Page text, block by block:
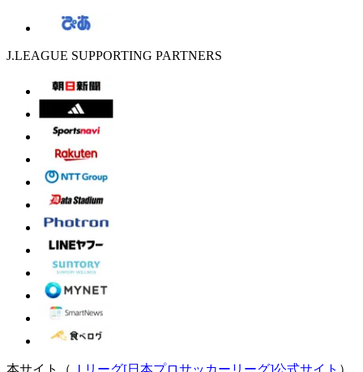
J.LEAGUE SUPPORTING PARTNERS
本サイト（ Ｊリーグ[日本プロサッカーリーグ]公式サイト ）